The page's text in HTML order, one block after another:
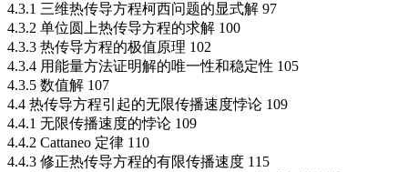
4.3.1 三维热传导方程柯西问题的显式解 97
4.3.2 单位圆上热传导方程的求解 100
4.3.3 热传导方程的极值原理 102
4.3.4 用能量方法证明解的唯一性和稳定性 105
4.3.5 数值解 107
4.4 热传导方程引起的无限传播速度悖论 109
4.4.1 无限传播速度的悖论 109
4.4.2 Cattaneo 定律 110
4.4.3 修正热传导方程的有限传播速度 115